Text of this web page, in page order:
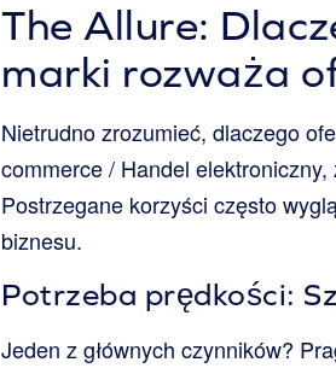
The Allure:
marki rozważa
Nietrudno zrozumieć, dlaczego
commerce / Handel elektroniczny,
Postrzegane korzyści często
biznesu.
Potrzeba prędkości:
Jeden z głównych czynników?